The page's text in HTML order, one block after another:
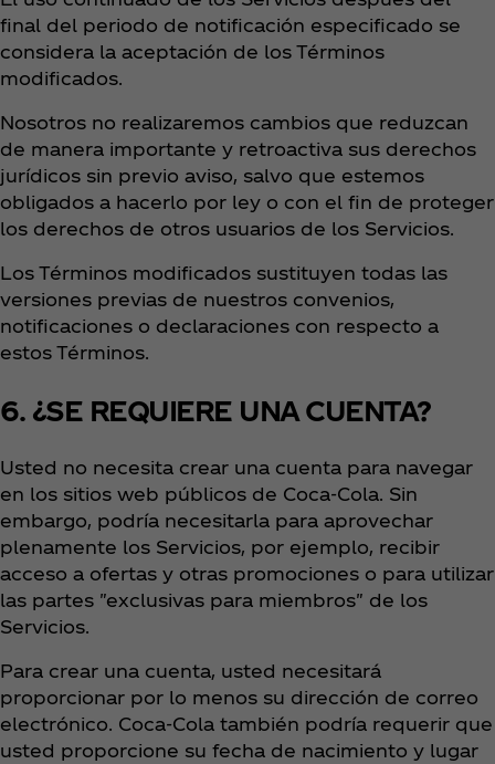
final del periodo de notificación especificado se
considera la aceptación de los Términos
modificados.
Nosotros no realizaremos cambios que reduzcan
de manera importante y retroactiva sus derechos
jurídicos sin previo aviso, salvo que estemos
obligados a hacerlo por ley o con el fin de proteger
los derechos de otros usuarios de los Servicios.
Los Términos modificados sustituyen todas las
versiones previas de nuestros convenios,
notificaciones o declaraciones con respecto a
estos Términos.
6. ¿SE REQUIERE UNA CUENTA?
Usted no necesita crear una cuenta para navegar
en los sitios web públicos de Coca‑Cola. Sin
embargo, podría necesitarla para aprovechar
plenamente los Servicios, por ejemplo, recibir
acceso a ofertas y otras promociones o para utilizar
las partes "exclusivas para miembros" de los
Servicios.
Para crear una cuenta, usted necesitará
proporcionar por lo menos su dirección de correo
electrónico. Coca‑Cola también podría requerir que
usted proporcione su fecha de nacimiento y lugar